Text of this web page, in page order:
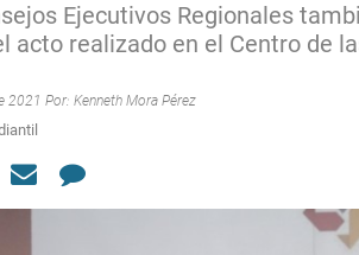
Ejecutivos Regionales
acto realizado en el Centro de
2021 Por: Kenneth Mora Pérez